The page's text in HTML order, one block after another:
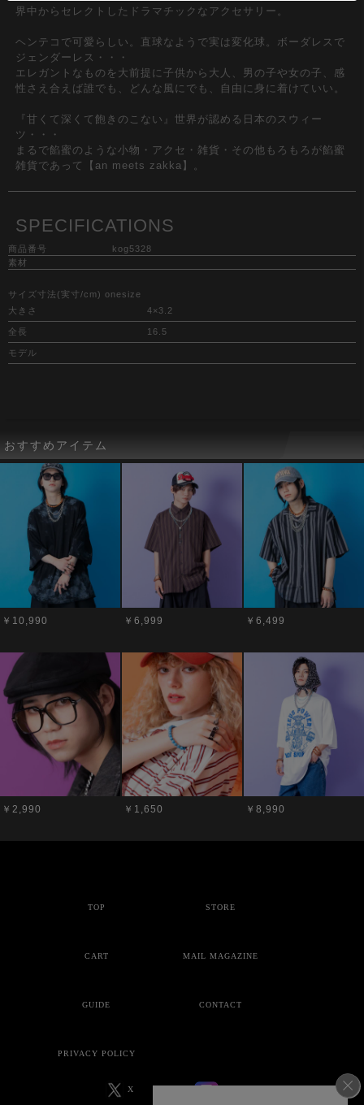
界中からセレクトしたドラマチックなアクセサリー。
ヘンテコで可愛らしい。直球なようで実は変化球。ボーダレスで
ジェンダーレス・・・
エレガントなものを大前提に子供から大人、男の子や女の子、感
性さえ合えば誰でも、どんな風にでも、自由に身に着けていい。
『甘くて深くて飽きのこない』世界が認める日本のスウィー
ツ・・・
まるで餡蜜のような小物・アクセ・雑貨・その他もろもろが餡蜜
雑貨であって【an meets zakka】。
SPECIFICATIONS
商品番号
kog5328
素材
サイズ寸法(実寸/cm) onesize
大きさ
4×3.2
全長 16.5
モデル
おすすめアイテム
￥10,990 ￥6,999 ￥6,499
￥2,990 ￥1,650 ￥8,990
TOP STORE
CART MAIL MAGAZINE
GUIDE CONTACT
PRIVACY POLICY
X